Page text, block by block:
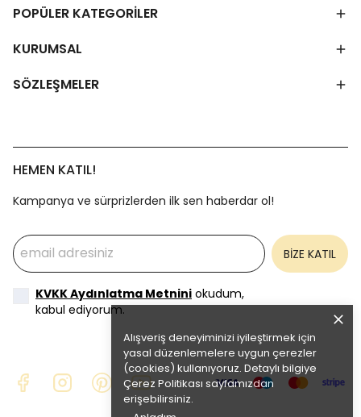
Alışveriş deneyiminizi iyileştirmek için
yasal düzenlemelere uygun çerezler
(cookies) kullanıyoruz. Detaylı bilgiye
Çerez Politikası sayfamızdan
erişebilirsiniz.
POPÜLER KATEGORİLER
KURUMSAL
SÖZLEŞMELER
HEMEN KATIL!
Kampanya ve sürprizlerden ilk sen haberdar ol!
BİZE KATIL
KVKK Aydınlatma Metnini okudum,
kabul ediyorum.